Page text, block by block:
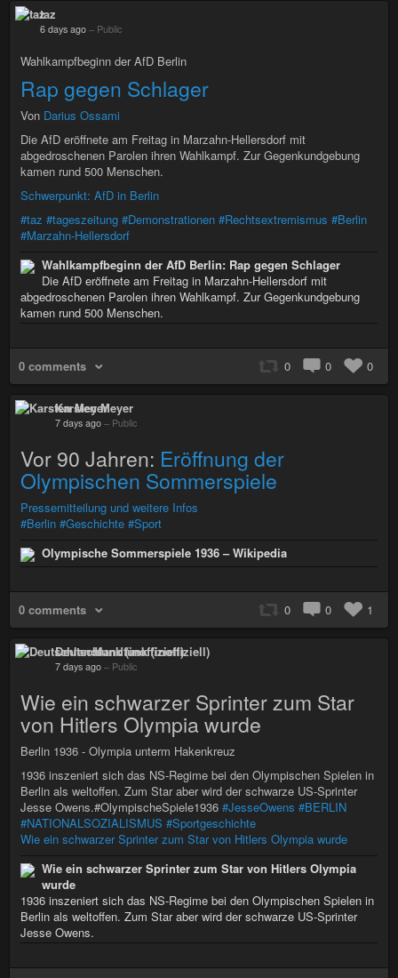
taz
6 days ago – Public
Wahlkampfbeginn der AfD Berlin
Rap gegen Schlager
Von Darius Ossami
Die AfD eröffnete am Freitag in Marzahn-Hellersdorf mit
abgedroschenen Parolen ihren Wahlkampf. Zur Gegenkundgebung
kamen rund 500 Menschen.
Schwerpunkt: AfD in Berlin
#taz #tageszeitung #Demonstrationen #Rechtsextremismus #Berlin
#Marzahn-Hellersdorf
Wahlkampfbeginn der AfD Berlin: Rap gegen Schlager
Die AfD eröffnete am Freitag in Marzahn-Hellersdorf mit
abgedroschenen Parolen ihren Wahlkampf. Zur Gegenkundgebung
kamen rund 500 Menschen.
0 comments 0 0 0
Karsten Meyer
7 days ago – Public
Vor 90 Jahren: Eröffnung der
Olympischen Sommerspiele
Pressemitteilung und weitere Infos
#Berlin #Geschichte #Sport
Olympische Sommerspiele 1936 – Wikipedia
0 comments 0 0 1
Deutschlandfunk (inoffiziell)
7 days ago – Public
Wie ein schwarzer Sprinter zum Star
von Hitlers Olympia wurde
Berlin 1936 - Olympia unterm Hakenkreuz
1936 inszeniert sich das NS-Regime bei den Olympischen Spielen in
Berlin als weltoffen. Zum Star aber wird der schwarze US-Sprinter
Jesse Owens.#OlympischeSpiele1936 #JesseOwens #BERLIN
#NATIONALSOZIALISMUS #Sportgeschichte
Wie ein schwarzer Sprinter zum Star von Hitlers Olympia wurde
Wie ein schwarzer Sprinter zum Star von Hitlers Olympia
wurde
1936 inszeniert sich das NS-Regime bei den Olympischen Spielen in
Berlin als weltoffen. Zum Star aber wird der schwarze US-Sprinter
Jesse Owens.